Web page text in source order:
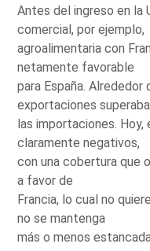
Antes del ingreso en la
comercial, por ejemplo,
agroalimentaria con
netamente favorable
para España.
exportaciones
las importaciones.
claramente negativos,
con una cobertura que
a favor de
Francia, lo cual no
no se mantenga
más o menos